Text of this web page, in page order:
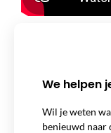
We helpen
Wil je weten
benieuwd naar